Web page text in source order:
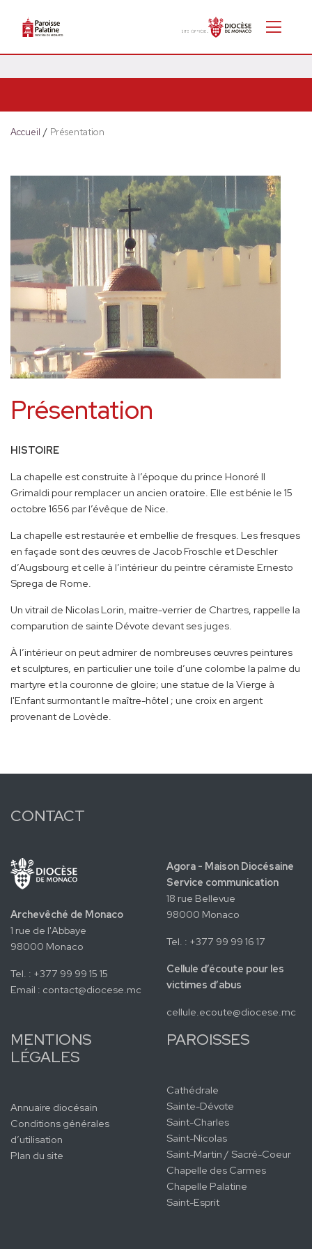
Accueil / Présentation
Présentation
HISTOIRE
La chapelle est construite à l’époque du prince Honoré II
Grimaldi pour remplacer un ancien oratoire. Elle est bénie le 15
octobre 1656 par l’évêque de Nice.
La chapelle est restaurée et embellie de fresques. Les fresques
en façade sont des œuvres de Jacob Froschle et Deschler
d’Augsbourg et celle à l’intérieur du peintre céramiste Ernesto
Sprega de Rome.
Un vitrail de Nicolas Lorin, maitre-verrier de Chartres, rappelle la
comparution de sainte Dévote devant ses juges.
À l’intérieur on peut admirer de nombreuses œuvres peintures
et sculptures, en particulier une toile d’une colombe la palme du
martyre et la couronne de gloire; une statue de la Vierge à
l'Enfant surmontant le maître-hôtel ; une croix en argent
provenant de Lovède.
CONTACT
Archevêché de Monaco
1 rue de l'Abbaye
98000 Monaco
Tel. : +377 99 99 15 15
Email : contact@diocese.mc
Agora - Maison Diocésaine
Service communication
18 rue Bellevue
98000 Monaco
Tel. : +377 99 99 16 17
Cellule d’écoute pour les
victimes d’abus
cellule.ecoute@diocese.mc
MENTIONS
LÉGALES
Annuaire diocésain
Conditions générales
d’utilisation
Plan du site
PAROISSES
Cathédrale
Sainte-Dévote
Saint-Charles
Saint-Nicolas
Saint-Martin / Sacré-Coeur
Chapelle des Carmes
Chapelle Palatine
Saint-Esprit